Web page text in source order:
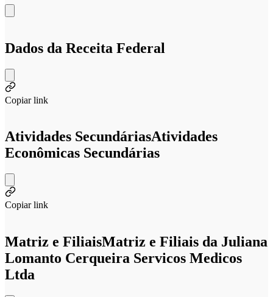
Dados da Receita Federal
Copiar link
Atividades SecundáriasAtividades
Econômicas Secundárias
Copiar link
Matriz e FiliaisMatriz e Filiais da Juliana
Lomanto Cerqueira Servicos Medicos
Ltda